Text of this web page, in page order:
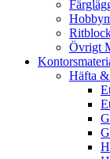
Övrigt
Häfta &